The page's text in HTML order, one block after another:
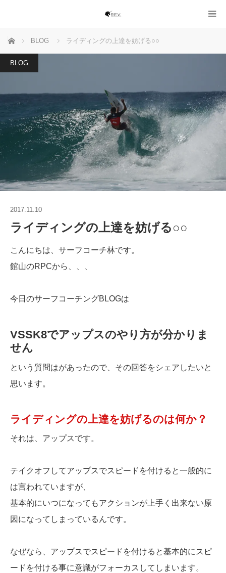
ホーム BLOG ライディングの上達を妨げる○○
BLOG
2017.11.10
ライディングの上達を妨げる○○
こんにちは、サーフコーチ林です。
館山のRPCから、、、
今日のサーフコーチングBLOGは
VSSK8でアップスのやり方が分かりま
せん
という質問はがあったので、その回答をシェアしたいと
思います。
ライディングの上達を妨げるのは何か？
それは、アップスです。
テイクオフしてアップスでスピードを付けると一般的に
は言われていますが、
基本的にいつになってもアクションが上手く出来ない原
因になってしまっているんです。
なぜなら、アップスでスピードを付けると基本的にスピ
ードを付ける事に意識がフォーカスしてしまいます。